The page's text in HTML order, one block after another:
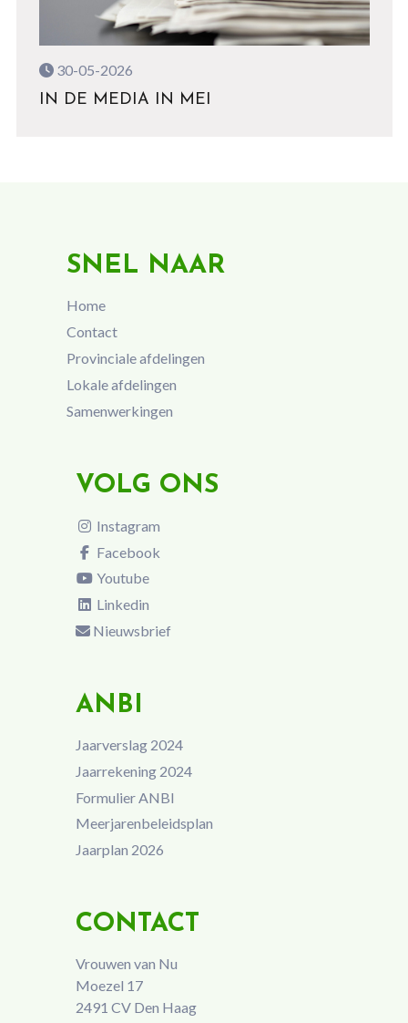
30-05-2026
IN DE MEDIA IN MEI
SNEL NAAR
Home
Contact
Provinciale afdelingen
Lokale afdelingen
Samenwerkingen
VOLG ONS
Instagram
Facebook
Youtube
Linkedin
Nieuwsbrief
ANBI
Jaarverslag 2024
Jaarrekening 2024
Formulier ANBI
Meerjarenbeleidsplan
Jaarplan 2026
CONTACT
Vrouwen van Nu
Moezel 17
2491 CV Den Haag